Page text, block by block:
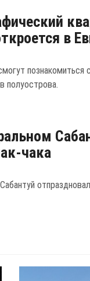
в
полуострова.
чака